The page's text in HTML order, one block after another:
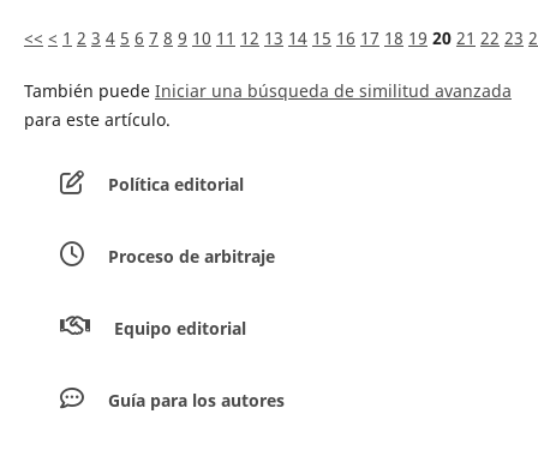
<< < 1 2 3 4 5 6 7 8 9 10 11 12 13 14 15 16 17 18 19 20 21 22 23
También puede Iniciar una búsqueda de similitud avanzada
para este artículo.
Política editorial
Proceso de arbitraje
Equipo editorial
Guía para los autores